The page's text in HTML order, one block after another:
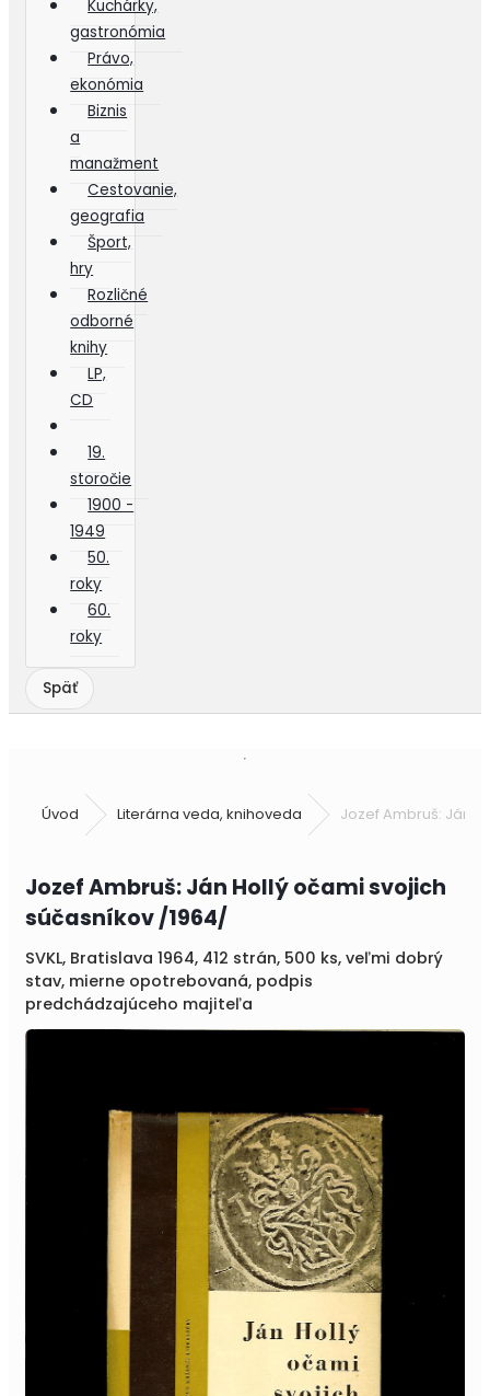
Kuchárky,
gastronómia
Právo,
ekonómia
Biznis
a
manažment
Cestovanie,
geografia
Šport,
hry
Rozličné
odborné
knihy
LP,
CD
19.
storočie
1900 -
1949
50.
roky
60.
roky
Úvod Literárna veda, knihoveda Jozef Ambruš: Ján
Jozef Ambruš: Ján Hollý očami svojich
súčasníkov /1964/
SVKL, Bratislava 1964, 412 strán, 500 ks, veľmi dobrý
stav, mierne opotrebovaná, podpis
predchádzajúceho majiteľa